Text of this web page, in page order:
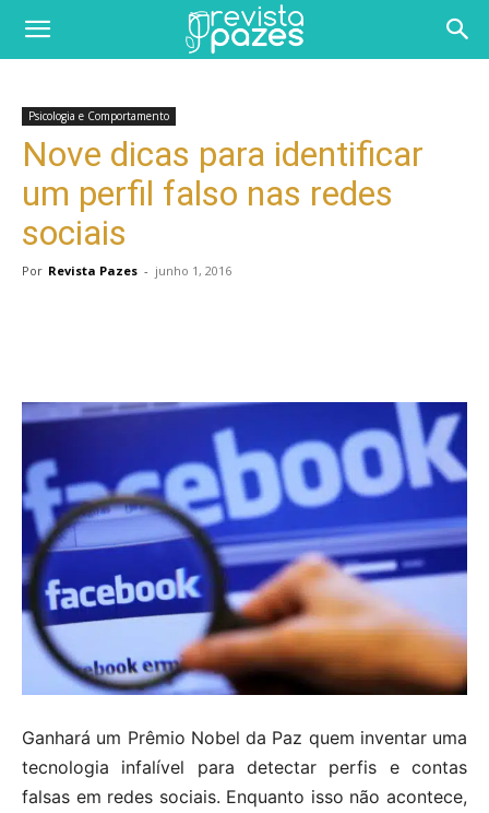
Psicologia e Comportamento
Nove dicas para identificar
um perfil falso nas redes
sociais
Por Revista Pazes - junho 1, 2016
Ganhará um Prêmio Nobel da Paz quem inventar uma
tecnologia infalível para detectar perfis e contas
falsas em redes sociais. Enquanto isso não acontece,